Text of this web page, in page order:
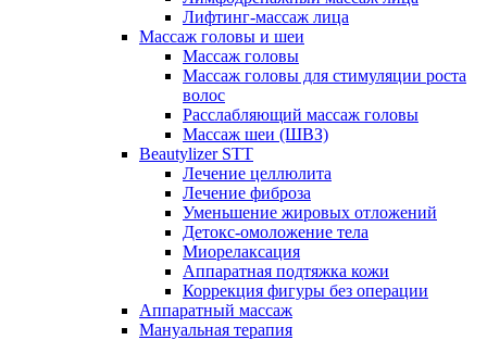
Лифтинг-массаж лица
Массаж головы и шеи
Массаж головы
Массаж головы для стимуляции роста
волос
Расслабляющий массаж головы
Массаж шеи (ШВЗ)
Beautylizer STT
Лечение целлюлита
Лечение фиброза
Уменьшение жировых отложений
Детокс-омоложение тела
Миорелаксация
Аппаратная подтяжка кожи
Коррекция фигуры без операции
Аппаратный массаж
Мануальная терапия